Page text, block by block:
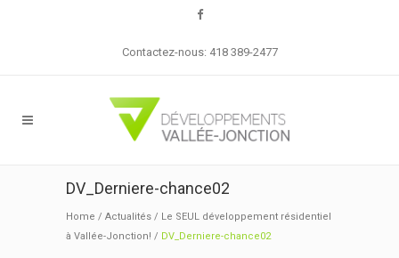
Contactez-nous: 418 389-2477
DV_Derniere-chance02
Home / Actualités / Le SEUL développement résidentiel
à Vallée-Jonction! / DV_Derniere-chance02